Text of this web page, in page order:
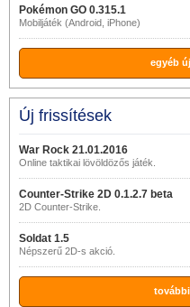
Pokémon GO 0.315.1
Mobiljáték (Android, iPhone)
egyéb
Új frissítések
War Rock 21.01.2016
Online taktikai lövöldözős játék.
Counter-Strike 2D 0.1.2.7 beta
2D Counter-Strike.
Soldat 1.5
Népszerű 2D-s akció.